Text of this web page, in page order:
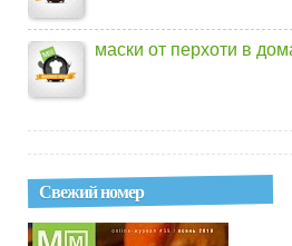
маски от перхоти в
Свежий номер